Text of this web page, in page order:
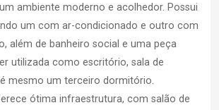
ambiente moderno e acolhedor. Possui
um com ar-condicionado e outro com
além de banheiro social e uma peça
utilizada como escritório, sala de
mesmo um terceiro dormitório.
ótima infraestrutura, com salão de